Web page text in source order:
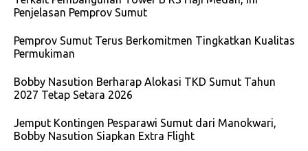
Penjelasan Pemprov Sumut
Pemprov Sumut Terus Berkomitmen Tingkatkan Kualitas
Permukiman
Bobby Nasution Berharap Alokasi TKD Sumut Tahun
2027 Tetap Setara 2026
Jemput Kontingen Pesparawi Sumut dari Manokwari,
Bobby Nasution Siapkan Extra Flight